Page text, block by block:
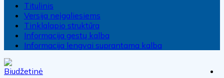
Titulinis
Versija neįgaliesiems
Tinklalapio struktūra
Informacija gestų kalba
Informacija lengvai suprantama kalba